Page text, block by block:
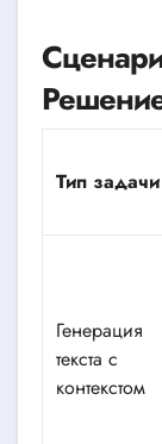
Тип задачи
Генерация
текста с
контекстом